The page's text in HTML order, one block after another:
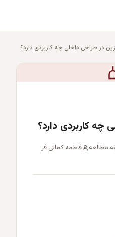
در طراحی داخلی چه کاربردی دارد؟
چه کاربردی دارد؟
فاطمه کمالی فر